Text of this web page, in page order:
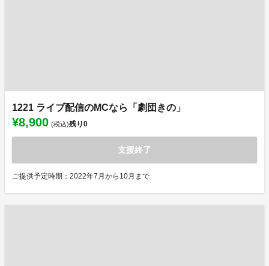
1221 ライブ配信のMCなら「劇団きの」
¥8,900 (税込)残り0
支援終了
ご提供予定時期：2022年7月から10月まで